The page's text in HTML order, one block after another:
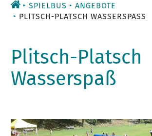
SPIELBUS
ANGEBOTE
PLITSCH-PLATSCH WASSERSPASS
Plitsch-Platsch
Wasserspaß